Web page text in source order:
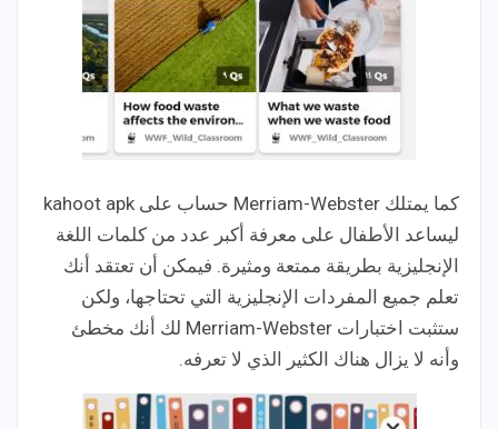
كما يمتلك Merriam-Webster حساب على kahoot apk
ليساعد الأطفال على معرفة أكبر عدد من كلمات اللغة
الإنجليزية بطريقة ممتعة ومثيرة. فيمكن أن تعتقد أنك
تعلم جميع المفردات الإنجليزية التي تحتاجها، ولكن
ستثبت اختبارات Merriam-Webster لك أنك مخطئ
وأنه لا يزال هناك الكثير الذي لا تعرفه.